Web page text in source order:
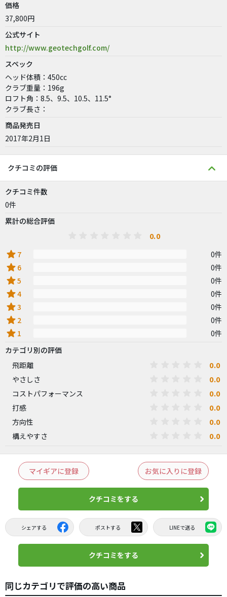
価格
37,800円
公式サイト
http://www.geotechgolf.com/
スペック
ヘッド体積：450cc
クラブ重量：196g
ロフト角：8.5、9.5、10.5、11.5°
クラブ長さ：
商品発売日
2017年2月1日
クチコミの評価
クチコミ件数
0件
累計の総合評価
0.0
star 7 0件
star 6 0件
star5 0件
star4 0件
star3 0件
star 2 0件
star 1
0件
カテゴリ別の評価
飛距離
0.0
やさしさ 0.0
コストパフォーマンス 0.0
打感 0.0
方向性 0.0
構えやすさ 0.0
マイギアに登録 お気に入りに登録
クチコミをする
シェアする ポストする LINEで送る
クチコミをする
同じカテゴリで評価の高い商品